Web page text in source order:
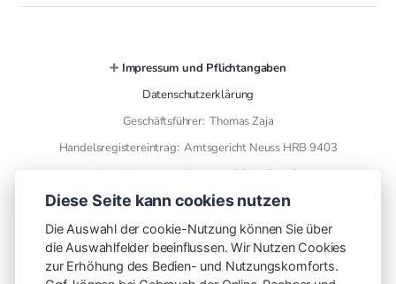
➕ Impressum und Pflichtangaben
Datenschutzerklärung
Geschäftsführer: Thomas Zaja
Handelsregistereintrag: Amtsgericht Neuss HRB 9403
Versicherungsmakler gem. § 34 d GewO
➕ Kontaktdaten
THL Versicherungsmakler GmbH
finanzen mit plan
Diese Seite kann cookies nutzen
Die Auswahl der cookie-Nutzung können Sie über
die Auswahlfelder beeinflussen. Wir Nutzen Cookies
zur Erhöhung des Bedien- und Nutzungskomforts.